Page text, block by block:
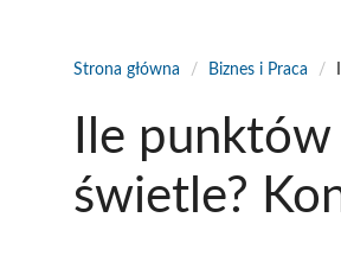
Strona główna / Biznes i Praca /
Ile
świetle?